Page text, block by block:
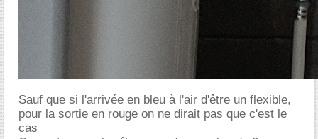
Sauf que si l'arrivée en bleu à l'air d'être un flexible,
pour la sortie en rouge on ne dirait pas que c'est le
cas